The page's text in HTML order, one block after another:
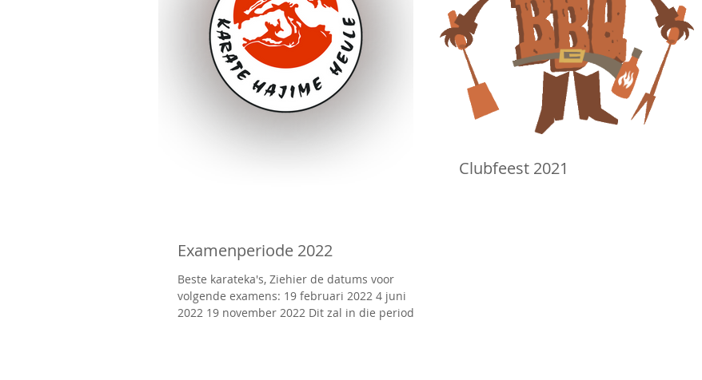
Examenperiode 2022
Beste karateka's, Ziehier de datums voor
volgende examens: 19 februari 2022 4 juni
2022 19 november 2022 Dit zal in die periode
Clubfeest 2021